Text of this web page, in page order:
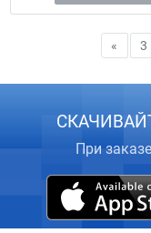
« 3
При